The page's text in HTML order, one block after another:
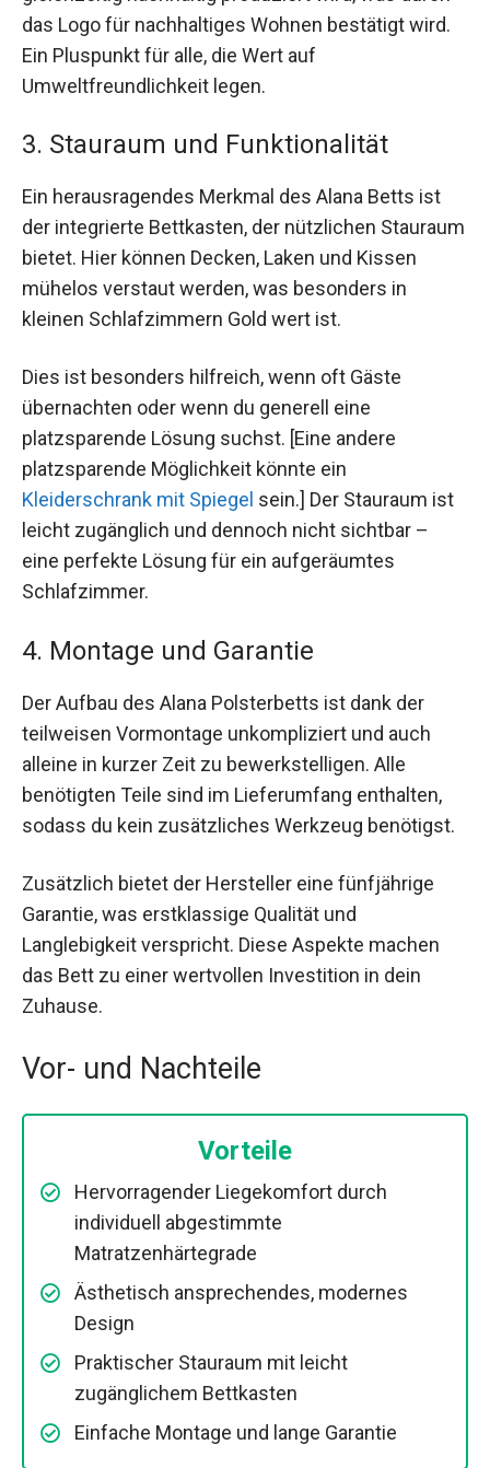
das Logo für nachhaltiges Wohnen bestätigt wird.
Ein Pluspunkt für alle, die Wert auf
Umweltfreundlichkeit legen.
3. Stauraum und Funktionalität
Ein herausragendes Merkmal des Alana Betts ist
der integrierte Bettkasten, der nützlichen Stauraum
bietet. Hier können Decken, Laken und Kissen
mühelos verstaut werden, was besonders in
kleinen Schlafzimmern Gold wert ist.
Dies ist besonders hilfreich, wenn oft Gäste
übernachten oder wenn du generell eine
platzsparende Lösung suchst. [Eine andere
platzsparende Möglichkeit könnte ein
Kleiderschrank mit Spiegel sein.] Der Stauraum ist
leicht zugänglich und dennoch nicht sichtbar –
eine perfekte Lösung für ein aufgeräumtes
Schlafzimmer.
4. Montage und Garantie
Der Aufbau des Alana Polsterbetts ist dank der
teilweisen Vormontage unkompliziert und auch
alleine in kurzer Zeit zu bewerkstelligen. Alle
benötigten Teile sind im Lieferumfang enthalten,
sodass du kein zusätzliches Werkzeug benötigst.
Zusätzlich bietet der Hersteller eine fünfjährige
Garantie, was erstklassige Qualität und
Langlebigkeit verspricht. Diese Aspekte machen
das Bett zu einer wertvollen Investition in dein
Zuhause.
Vor- und Nachteile
Vorteile
Hervorragender Liegekomfort durch
individuell abgestimmte
Matratzenhärtegrade
Ästhetisch ansprechendes, modernes
Design
Praktischer Stauraum mit leicht
zugänglichem Bettkasten
Einfache Montage und lange Garantie